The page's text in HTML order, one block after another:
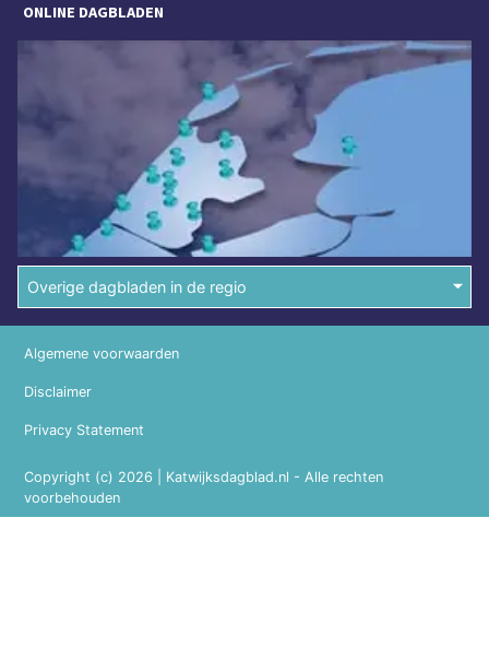
ONLINE DAGBLADEN
Overige dagbladen in de regio
Copyright (c) 2026 | Katwijksdagblad.nl - Alle rechten
voorbehouden
Algemene voorwaarden
Disclaimer
Privacy Statement